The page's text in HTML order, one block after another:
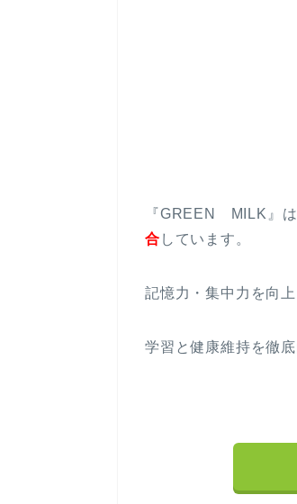
『GREEN MILK』
合 しています。
記憶力・集中力を向
学習と健康維持を徹